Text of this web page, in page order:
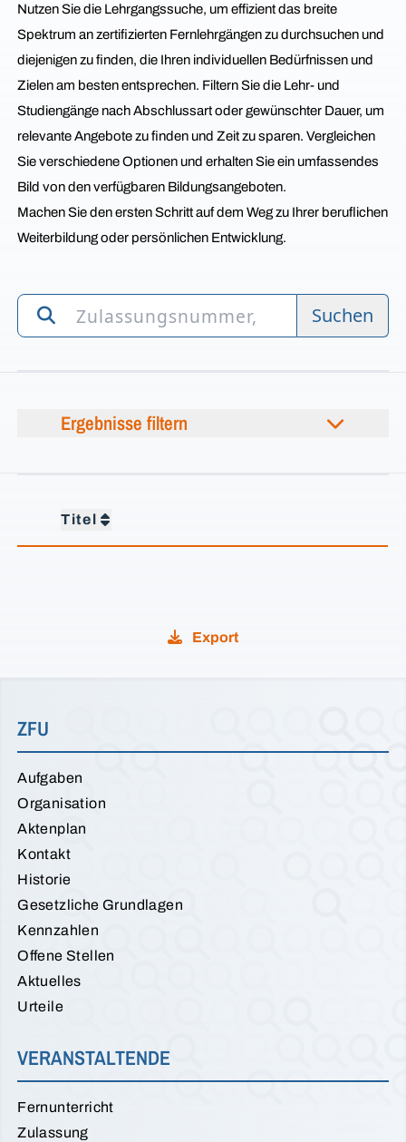
Nutzen Sie die Lehrgangssuche, um effizient das breite
Spektrum an zertifizierten Fernlehrgängen zu durchsuchen und
diejenigen zu finden, die Ihren individuellen Bedürfnissen und
Zielen am besten entsprechen. Filtern Sie die Lehr- und
Studiengänge nach Abschlussart oder gewünschter Dauer, um
relevante Angebote zu finden und Zeit zu sparen. Vergleichen
Sie verschiedene Optionen und erhalten Sie ein umfassendes
Bild von den verfügbaren Bildungsangeboten.
Machen Sie den ersten Schritt auf dem Weg zu Ihrer beruflichen
Weiterbildung oder persönlichen Entwicklung.
Suchen
Ergebnisse filtern
Titel
Export
ZFU
Aufgaben
Organisation
Aktenplan
Kontakt
Historie
Gesetzliche Grundlagen
Kennzahlen
Offene Stellen
Aktuelles
Urteile
VERANSTALTENDE
Fernunterricht
Zulassung